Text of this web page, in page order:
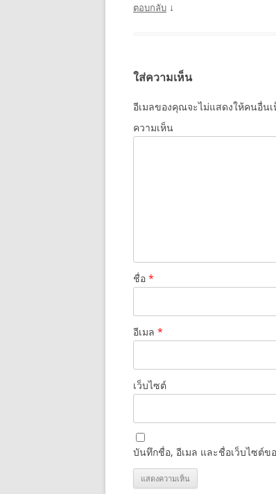
ตอบกลับ ↓
ใส่ความเห็น
อีเมลของคุณจะไม่แสดงให้คนอื่น
ความเห็น
ชื่อ *
อีเมล *
เว็บไซต์
บันทึกชื่อ, อีเมล และชื่อเว็บไซต์ข